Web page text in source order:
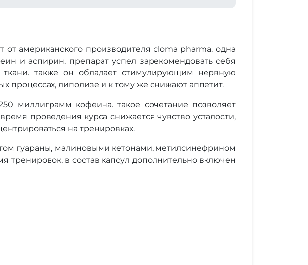
американского производителя cloma pharma. одна
и аспирин. препарат успел зарекомендовать себя
также он обладает стимулирующим нервную
процессах, липолизе и к тому же снижают аппетит.
миллиграмм кофеина. такое сочетание позволяет
проведения курса снижается чувство усталости,
на тренировках.
гуараны, малиновыми кетонами, метилсинефрином
тренировок, в состав капсул дополнительно включен